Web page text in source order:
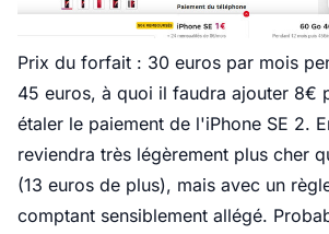
Prix du forfait : 30 euros par mois
45 euros, à quoi il faudra ajouter 8€
étaler le paiement de l'iPhone SE 2.
reviendra très légèrement plus cher
(13 euros de plus), mais avec un
comptant sensiblement allégé.